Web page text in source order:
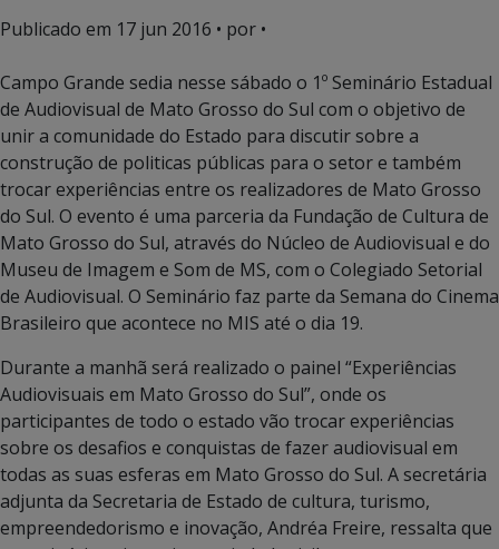
Publicado em 17 jun 2016 • por •
Campo Grande sedia nesse sábado o 1º Seminário Estadual
de Audiovisual de Mato Grosso do Sul com o objetivo de
unir a comunidade do Estado para discutir sobre a
construção de politicas públicas para o setor e também
trocar experiências entre os realizadores de Mato Grosso
do Sul. O evento é uma parceria da Fundação de Cultura de
Mato Grosso do Sul, através do Núcleo de Audiovisual e do
Museu de Imagem e Som de MS, com o Colegiado Setorial
de Audiovisual. O Seminário faz parte da Semana do Cinema
Brasileiro que acontece no MIS até o dia 19.
Durante a manhã será realizado o painel “Experiências
Audiovisuais em Mato Grosso do Sul”, onde os
participantes de todo o estado vão trocar experiências
sobre os desafios e conquistas de fazer audiovisual em
todas as suas esferas em Mato Grosso do Sul. A secretária
adjunta da Secretaria de Estado de cultura, turismo,
empreendedorismo e inovação, Andréa Freire, ressalta que